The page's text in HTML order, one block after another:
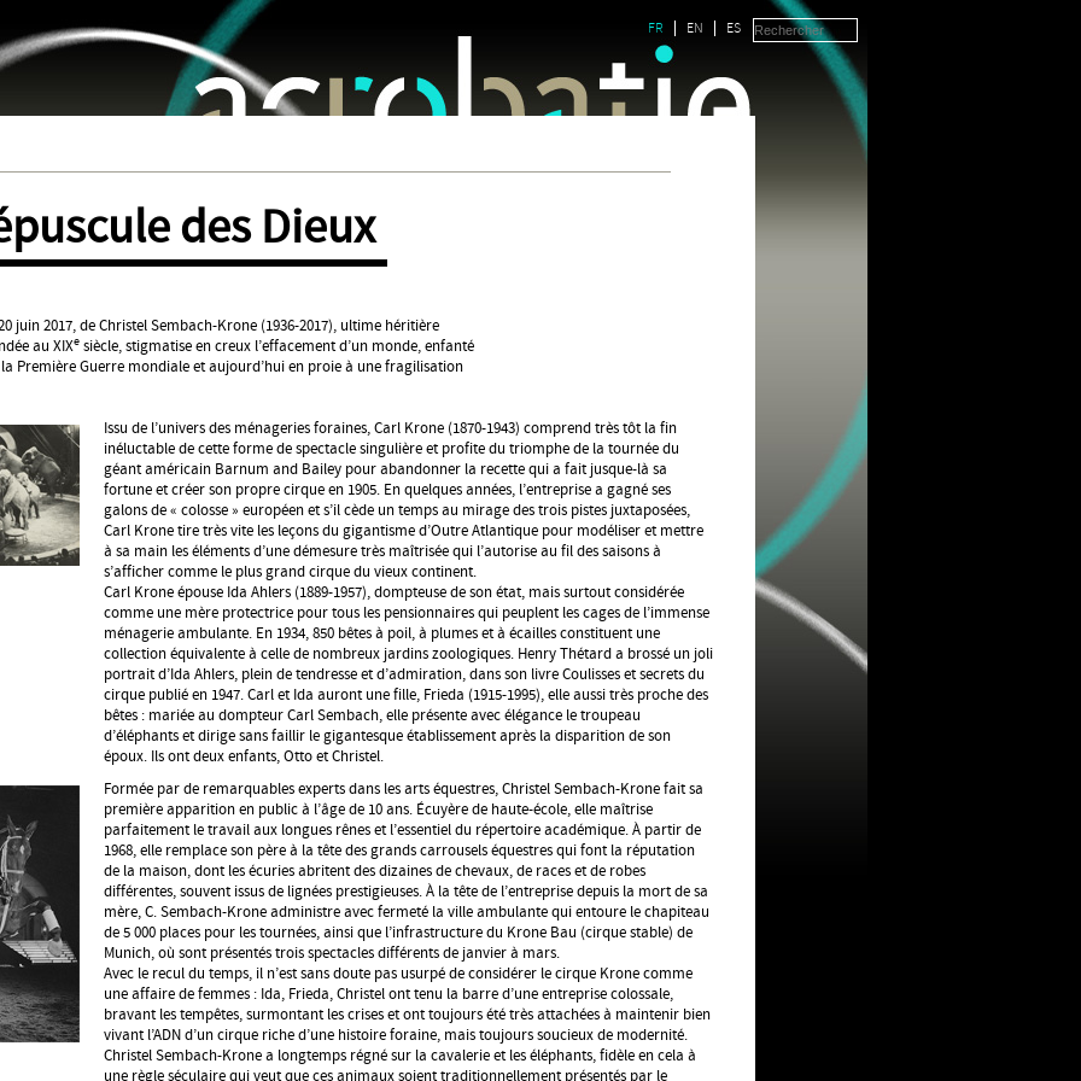
Jump to navigation
FR EN ES
des Dieux
juin 2017, de Christel Sembach-Krone (1936-2017), ultime héritière
au XIXe siècle, stigmatise en creux l’effacement d’un monde, enfanté
Première Guerre mondiale et aujourd’hui en proie à une fragilisation
Issu de l’univers des ménageries foraines, Carl Krone (1870-1943) comprend très tôt la fin
inéluctable de cette forme de spectacle singulière et profite du triomphe de la tournée du
géant américain Barnum and Bailey pour abandonner la recette qui a fait jusque-là sa
fortune et créer son propre cirque en 1905. En quelques années, l’entreprise a gagné ses
galons de « colosse » européen et s’il cède un temps au mirage des trois pistes juxtaposées,
Carl Krone tire très vite les leçons du gigantisme d’Outre Atlantique pour modéliser et mettre
à sa main les éléments d’une démesure très maîtrisée qui l’autorise au fil des saisons à
s’afficher comme le plus grand cirque du vieux continent.
Carl Krone épouse Ida Ahlers (1889-1957), dompteuse de son état, mais surtout considérée
comme une mère protectrice pour tous les pensionnaires qui peuplent les cages de l’immense
ménagerie ambulante. En 1934, 850 bêtes à poil, à plumes et à écailles constituent une
collection équivalente à celle de nombreux jardins zoologiques. Henry Thétard a brossé un joli
portrait d’Ida Ahlers, plein de tendresse et d’admiration, dans son livre Coulisses et secrets du
cirque publié en 1947. Carl et Ida auront une fille, Frieda (1915-1995), elle aussi très proche des
bêtes : mariée au dompteur Carl Sembach, elle présente avec élégance le troupeau
d’éléphants et dirige sans faillir le gigantesque établissement après la disparition de son
époux. Ils ont deux enfants, Otto et Christel.
Formée par de remarquables experts dans les arts équestres, Christel Sembach-Krone fait sa
première apparition en public à l’âge de 10 ans. Écuyère de haute-école, elle maîtrise
parfaitement le travail aux longues rênes et l’essentiel du répertoire académique. À partir de
1968, elle remplace son père à la tête des grands carrousels équestres qui font la réputation
de la maison, dont les écuries abritent des dizaines de chevaux, de races et de robes
différentes, souvent issus de lignées prestigieuses. À la tête de l’entreprise depuis la mort de sa
mère, C. Sembach-Krone administre avec fermeté la ville ambulante qui entoure le chapiteau
de 5 000 places pour les tournées, ainsi que l’infrastructure du Krone Bau (cirque stable) de
Munich, où sont présentés trois spectacles différents de janvier à mars.
Avec le recul du temps, il n’est sans doute pas usurpé de considérer le cirque Krone comme
une affaire de femmes : Ida, Frieda, Christel ont tenu la barre d’une entreprise colossale,
bravant les tempêtes, surmontant les crises et ont toujours été très attachées à maintenir bien
vivant l’ADN d’un cirque riche d’une histoire foraine, mais toujours soucieux de modernité.
Christel Sembach-Krone a longtemps régné sur la cavalerie et les éléphants, fidèle en cela à
une règle séculaire qui veut que ces animaux soient traditionnellement présentés par le